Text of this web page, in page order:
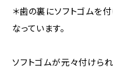
＊歯の裏にソフトゴムを
なっています。
ソフトゴムが元々付けら